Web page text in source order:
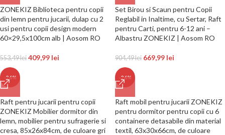
ZONEKIZ Biblioteca pentru copii
din lemn pentru jucarii, dulap cu 2
usi pentru copii design modern
60×29,5x100cm alb | Aosom RO
553,49lei 409,99 lei
Set Birou si Scaun pentru Copii
Reglabil in Inaltime, cu Sertar, Raft
pentru Carti, pentru 6-12 ani –
Albastru ZONEKIZ | Aosom RO
904,49lei 669,99 lei
-26%
Raft pentru jucarii pentru copii
ZONEKIZ Mobilier dormitor din
lemn, mobilier pentru sufragerie si
cresa, 85x26x84cm, de culoare gri
-26%
Raft mobil pentru jucarii ZONEKIZ
pentru dormitor pentru copii cu 6
containere detasabile din material
textil, 63x30x66cm, de culoare